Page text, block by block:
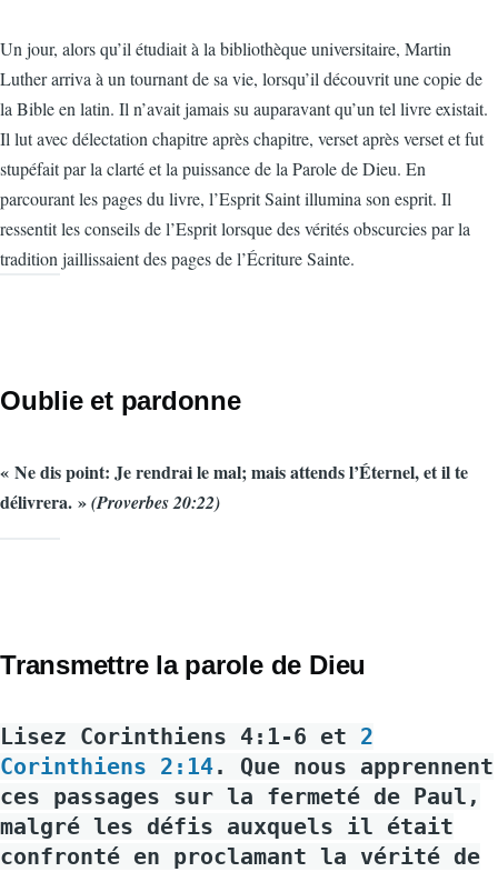
Un jour, alors qu’il étudiait à la bibliothèque universitaire, Martin
Luther arriva à un tournant de sa vie, lorsqu’il découvrit une copie de
la Bible en latin. Il n’avait jamais su auparavant qu’un tel livre existait.
Il lut avec délectation chapitre après chapitre, verset après verset et fut
stupéfait par la clarté et la puissance de la Parole de Dieu. En
parcourant les pages du livre, l’Esprit Saint illumina son esprit. Il
ressentit les conseils de l’Esprit lorsque des vérités obscurcies par la
tradition jaillissaient des pages de l’Écriture Sainte.
Oublie et pardonne
« Ne dis point: Je rendrai le mal; mais attends l’Éternel, et il te
délivrera. »(Proverbes 20:22)
Transmettre la parole de Dieu
Lisez Corinthiens 4:1-6 et 2
Corinthiens 2:14. Que nous apprennent
ces passages sur la fermeté de Paul,
malgré les défis auxquels il était
confronté en proclamant la vérité de